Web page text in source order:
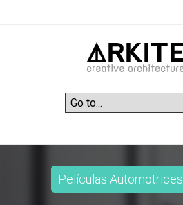
Películas Automotrices